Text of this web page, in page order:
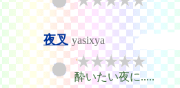
夜叉 yasixya
酔いたい夜に.....